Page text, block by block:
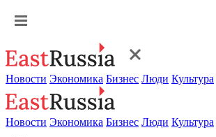
Новости Экономика Бизнес Люди Культура
Новости Экономика Бизнес Люди Культура